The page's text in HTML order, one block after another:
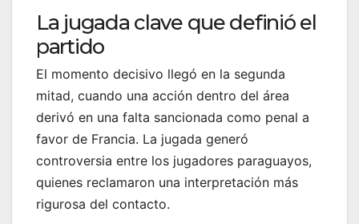
La jugada clave que definió el
partido
El momento decisivo llegó en la segunda
mitad, cuando una acción dentro del área
derivó en una falta sancionada como penal a
favor de Francia. La jugada generó
controversia entre los jugadores paraguayos,
quienes reclamaron una interpretación más
rigurosa del contacto.